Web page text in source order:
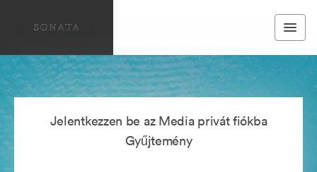
Jelentkezzen be az Media privát fiókba
Gyűjtemény